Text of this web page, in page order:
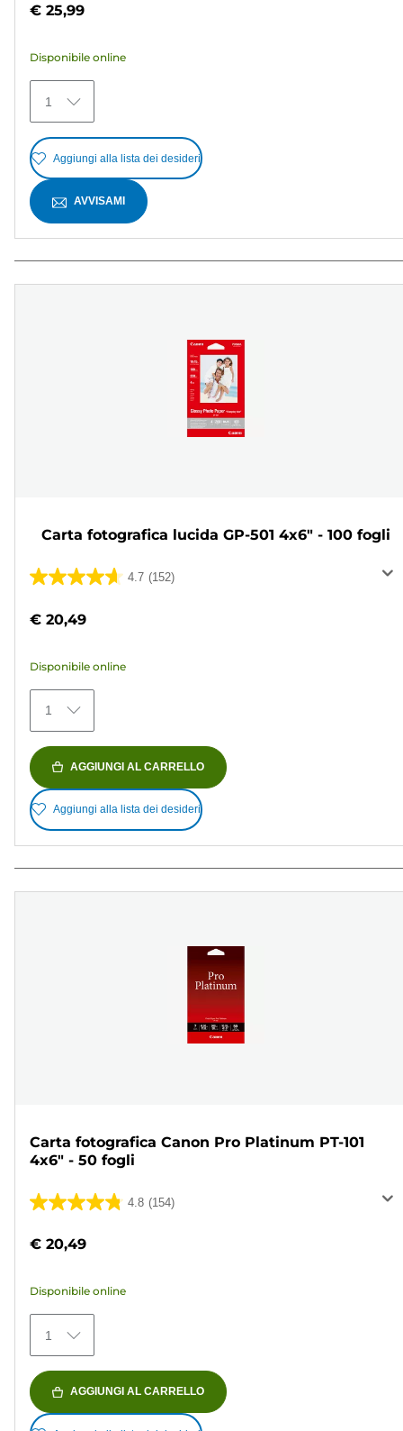
5
371
recensioni
€ 25,99
Disponibile online
1
Aggiungi alla lista dei desideri
AVVISAMI
Carta fotografica lucida GP-501 4x6" - 100 fogli
4.7 (152)
4.7
5
152
recensioni
€ 20,49
Disponibile online
1
AGGIUNGI AL CARRELLO
Aggiungi alla lista dei desideri
Carta fotografica Canon Pro Platinum PT-101
4x6" - 50 fogli
4.8 (154)
4.8
5
154
recensioni
€ 20,49
Disponibile online
1
AGGIUNGI AL CARRELLO